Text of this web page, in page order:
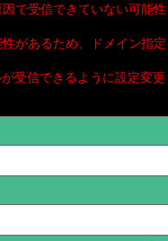
で受信できていない可能性
があるため、ドメイン指定
受信できるように設定変更